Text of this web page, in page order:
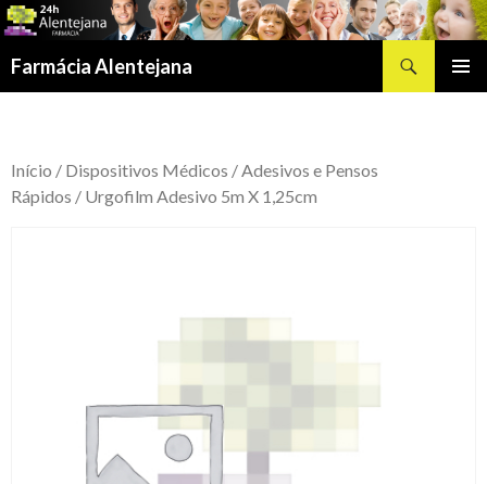
Farmácia Alentejana
Início / Dispositivos Médicos / Adesivos e Pensos
Rápidos / Urgofilm Adesivo 5m X 1,25cm